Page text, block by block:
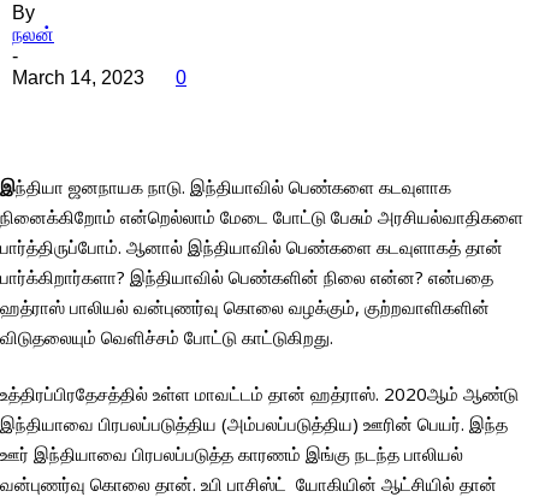
By
நலன்
-
March 14, 2023
0
இந்தியா ஜனநாயக நாடு. இந்தியாவில் பெண்களை கடவுளாக
நினைக்கிறோம் என்றெல்லாம் மேடை போட்டு பேசும் அரசியல்வாதிகளை
பார்த்திருப்போம். ஆனால் இந்தியாவில் பெண்களை கடவுளாகத் தான்
பார்க்கிறார்களா? இந்தியாவில் பெண்களின் நிலை என்ன? என்பதை
ஹத்ராஸ் பாலியல் வன்புணர்வு கொலை வழக்கும், குற்றவாளிகளின்
விடுதலையும் வெளிச்சம் போட்டு காட்டுகிறது.
உத்திரப்பிரதேசத்தில் உள்ள மாவட்டம் தான் ஹத்ராஸ். 2020ஆம் ஆண்டு
இந்தியாவை பிரபலப்படுத்திய (அம்பலப்படுத்திய) ஊரின் பெயர். இந்த
ஊர் இந்தியாவை பிரபலப்படுத்த காரணம் இங்கு நடந்த பாலியல்
வன்புணர்வு கொலை தான். உபி பாசிஸ்ட் யோகியின் ஆட்சியில் தான்